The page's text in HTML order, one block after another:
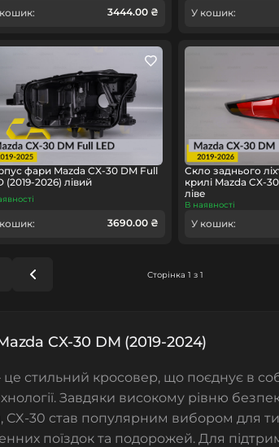
3444.00 ₴ У кошик:
фари Mazda CX-30 DM Full
(2019-2026) лівий
3690.00 ₴
Скло заднього
крилі Mazda CX-
ліве
В наявності
У кошик:
Сторінка 1 з 1
CX-30 DM (2019-2024)
стильний кросовер, що поєднує в
Завдяки високому рівню
30 став популярним вибором для
поїздок та подорожей. Для